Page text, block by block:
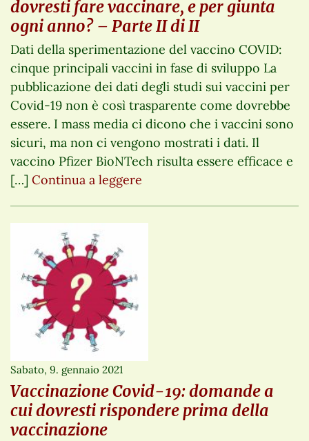
dovresti fare vaccinare, e per giunta
ogni anno? – Parte II di II
Dati della sperimentazione del vaccino COVID:
cinque principali vaccini in fase di sviluppo La
pubblicazione dei dati degli studi sui vaccini per
Covid-19 non è così trasparente come dovrebbe
essere. I mass media ci dicono che i vaccini sono
sicuri, ma non ci vengono mostrati i dati. Il
vaccino Pfizer BioNTech risulta essere efficace e
[…] Continua a leggere
Sabato, 9. gennaio 2021
Vaccinazione Covid-19: domande a
cui dovresti rispondere prima della
vaccinazione